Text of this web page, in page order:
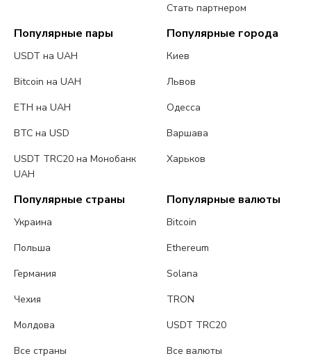
Стать партнером
Популярные пары
USDT на UAH
Bitcoin на UAH
ETH на UAH
BTC на USD
USDT TRC20 на Монобанк
UAH
Популярные города
Киев
Львов
Одесса
Варшава
Харьков
Популярные страны
Украина
Польша
Германия
Чехия
Молдова
Все страны
Популярные валюты
Bitcoin
Ethereum
Solana
TRON
USDT TRC20
Все валюты